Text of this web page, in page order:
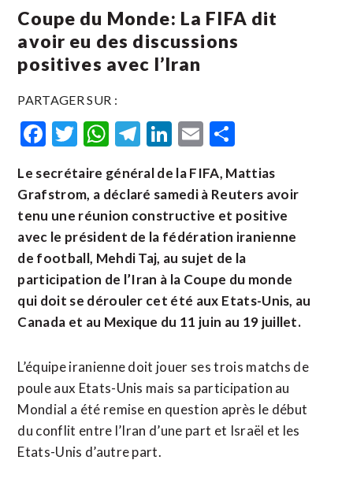
Coupe du Monde: La FIFA dit
avoir eu des discussions
positives avec l’Iran
PARTAGER SUR :
Facebook
Twitter
WhatsApp
Telegram
LinkedIn
Email
Le secrétaire général de la FIFA, Mattias
Grafstrom, a déclaré samedi à Reuters avoir
tenu une réunion constructive et positive
avec le président de la fédération iranienne
de football, Mehdi Taj, au sujet de la
participation de ​l’Iran à ‌la Coupe du monde
qui doit se ​dérouler cet été aux ⁠Etats-Unis, au
Canada et au Mexique du 11 juin au ‌19 juillet.
L’équipe iranienne ‌doit jouer ses trois matchs de
poule aux Etats-Unis mais sa participation au
Mondial a été remise en question après le début
du conflit entre l’Iran ​d’une part et Israël et les
Etats-Unis d’autre part.